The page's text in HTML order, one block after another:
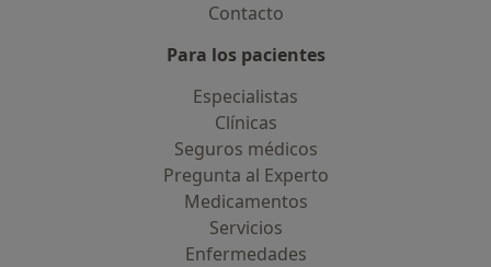
Contacto
Para los pacientes
Especialistas
Clínicas
Seguros médicos
Pregunta al Experto
Medicamentos
Servicios
Enfermedades